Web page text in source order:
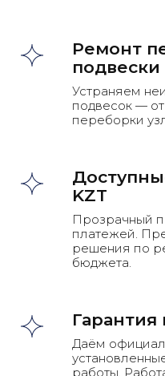
Ремонт
подвески
Устраняем
подвесок —
переборки
KZT
Прозрачный
платежей.
решения по
бюджета.
Гарантия
Даём
работы.
специалистов
Записаться